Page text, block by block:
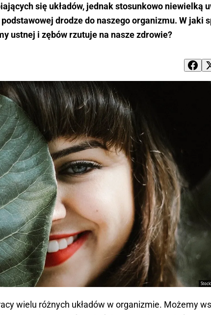
się układów, jednak stosunkowo niewielką
drodze do naszego organizmu. W jaki
ustnej i zębów rzutuje na nasze zdrowie?
wielu różnych układów w organizmie. Możemy